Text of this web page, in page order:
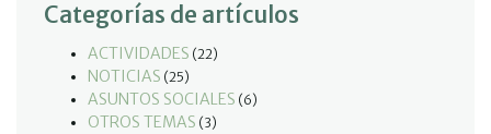
Categorías de artículos
ACTIVIDADES (22)
NOTICIAS (25)
ASUNTOS SOCIALES (6)
OTROS TEMAS (3)